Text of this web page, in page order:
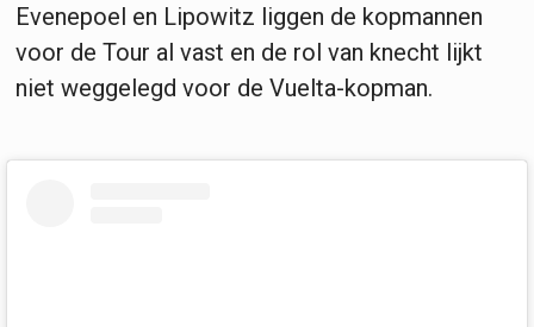
Evenepoel en Lipowitz liggen de kopmannen
voor de Tour al vast en de rol van knecht lijkt
niet weggelegd voor de Vuelta-kopman.